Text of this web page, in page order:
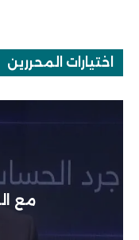
اختيارات المحررين
مع